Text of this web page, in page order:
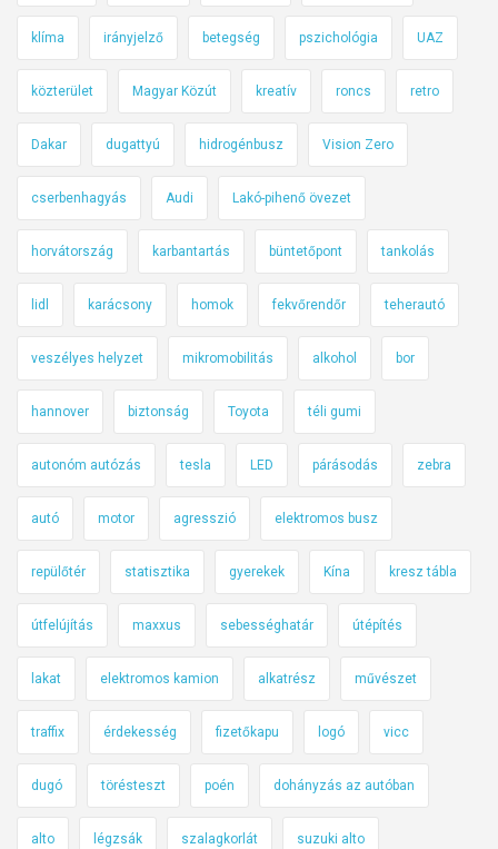
klíma irányjelző betegség pszichológia UAZ
közterület Magyar Közút kreatív roncs retro
Dakar dugattyú hidrogénbusz Vision Zero
cserbenhagyás Audi Lakó-pihenő övezet
horvátország karbantartás büntetőpont tankolás
lidl karácsony homok fekvőrendőr teherautó
veszélyes helyzet mikromobilitás alkohol bor
hannover biztonság Toyota téli gumi
autonóm autózás tesla LED párásodás zebra
autó motor agresszió elektromos busz
repülőtér statisztika gyerekek Kína kresz tábla
útfelújítás maxxus sebességhatár útépítés
lakat elektromos kamion alkatrész művészet
traffix érdekesség fizetőkapu logó vicc
dugó törésteszt poén dohányzás az autóban
alto légzsák szalagkorlát suzuki alto